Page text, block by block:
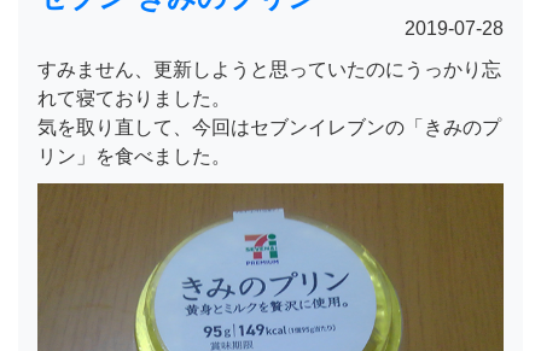
2019-07-28
すみません、更新しようと思っていたのにうっかり忘
れて寝ておりました。
気を取り直して、今回はセブンイレブンの「きみのプ
リン」を食べました。